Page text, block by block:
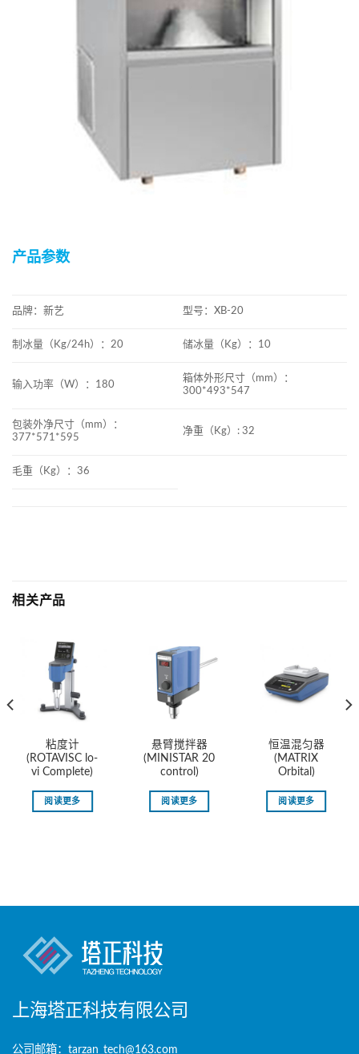
产品参数
品牌：新艺 型号：XB-20
制冰量（Kg/24h）：20 储冰量（Kg）：10
输入功率（W）：180
箱体外形尺寸（mm）：
300*493*547
包装外净尺寸（mm）：
377*571*595
净重（Kg）: 32
毛重（Kg）：36
相关产品
粘度计
(ROTAVISC lo-
vi Complete)
阅读更多
悬臂搅拌器
(MINISTAR 20
control)
阅读更多
恒温混匀器
(MATRIX
Orbital)
阅读更多
上海塔正科技有限公司
公司邮箱：tarzan_tech@163.com